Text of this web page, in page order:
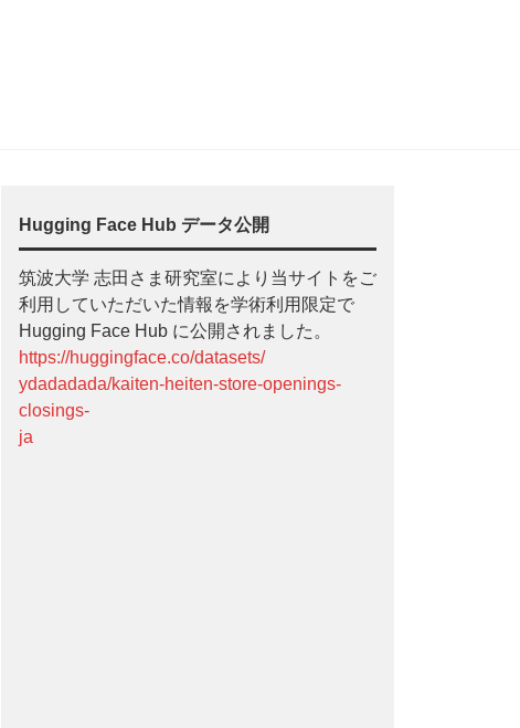
Hugging Face Hub データ公開
筑波大学 志田さま研究室により当サイトをご
利用していただいた情報を学術利用限定で
Hugging Face Hub に公開されました。
https://huggingface.co/datasets/
ydadadada/kaiten-heiten-store-openings-
closings-
ja